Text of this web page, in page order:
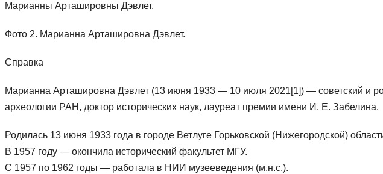
Марианны Арташировны Дэвлет.
Фото 2. Марианна Арташировна Дэвлет.
Справка
Марианна Арташировна Дэвлет (13 июня 1933 — 10 июля 2021[1]) — советский и
археологии РАН, доктор исторических наук, лауреат премии имени И. Е. Забелина.
Родилась 13 июня 1933 года в городе Ветлуге Горьковской (Нижегородской)
В 1957 году — окончила исторический факультет МГУ.
С 1957 по 1962 годы — работала в НИИ музееведения (м.н.с.).